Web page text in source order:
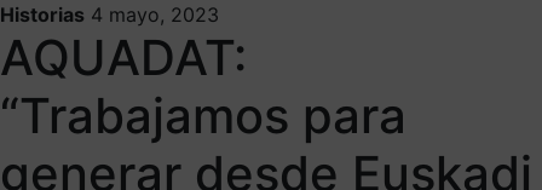
Historias 4 mayo, 2023
AQUADAT:
“Trabajamos para
generar desde Euskadi